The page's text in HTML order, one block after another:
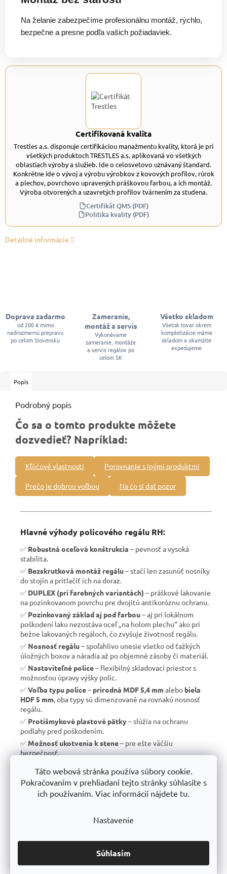
Táto webová stránka používa súbory cookie.
Pokračovaním v prehliadaní tejto stránky súhlasíte s
ich používaním. Viac informácií nájdete tu.
Nastavenie
Súhlasím
Na želanie zabezpečíme profesionálnu montáž, rýchlo,
bezpečne a presne podľa vašich požiadaviek.
Certifikovaná kvalita
Trestles a.s. disponuje certifikáciou manažmentu kvality, ktorá je pri
všetkých produktoch TRESTLES a.s. aplikovaná vo všetkých
oblastiach výroby a služieb. Ide o celosvetovo uznávaný štandard.
Konkrétne ide o vývoj a výrobu výrobkov z kovových profilov, rúrok
a plechov, povrchovo upravených práškovou farbou, a ich montáž.
Výroba otvorených a uzavretých profilov tvárnením za studena.
Certifikát QMS (PDF)
Politika kvality (PDF)
Detailné informácie
Doprava zadarmo
od 200 € mimo
nadrozmernú prepravu
po celom Slovensku
Zameranie,
montáž a servis
Vykonávame
zameranie, montáže
a servis regálov po
celom SK
Všetko skladom
Všetok tovar okrem
kompletizácie máme
skladom a okamžite
expedujeme
Popis
Podrobný popis
Čo sa o tomto produkte môžete
dozvedieť? Napríklad:
Kľúčové vlastnosti Porovnanie s inými produktmi
Prečo je dobrou voľbou Na čo si dať pozor
Hlavné výhody policového regálu RH:
✅ Robustná oceľová konštrukcia – pevnosť a vysoká
stabilita.
✅ Bezskrutková montáž regálu– stačí len zasunúť nosníky
do stojín a pritlačiť ich na doraz.
✅ DUPLEX (pri farebných variantách) – práškové lakovanie
na pozinkovanom povrchu pre dvojitú antikoróznu ochranu.
✅ Pozinkovaný základ aj pod farbou– aj pri lokálnom
poškodení laku nezostáva oceľ „na holom plechu“ ako pri
bežne lakovaných regáloch, čo zvyšuje životnosť regálu.
✅ Nosnosť regálu– spoľahlivo unesie všetko od ťažkých
úložných boxov a náradia až po objemné zásoby či materiál.
✅ Nastaviteľné police– flexibilný skladovací priestor s
možnosťou úpravy výšky políc.
✅Voľba typu police– prírodná MDF 5,4 mmalebo biela
HDF 5 mm , oba typy sú dimenzované na rovnakú nosnosť
regálu.
✅ Protišmykové plastové pätky– slúžia na ochranu
podlahy pred poškodením.
✅ Možnosť ukotvenia k stene– pre ešte väčšiu
bezpečnosť.
výroba s dlhou životnosťou.
✅10 rokov záruka– dôkaz kvality a dlhodobej odolnosti.
regály Trestles RH 🏆
Montáž bezskrutková – jednoduchá